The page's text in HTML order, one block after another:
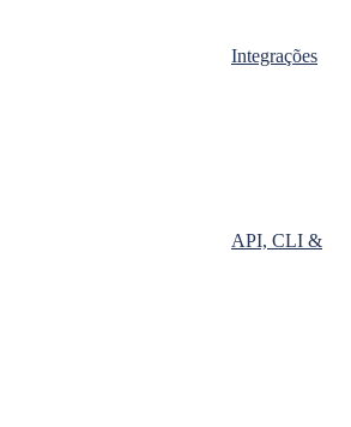
Integrações
API, CLI &